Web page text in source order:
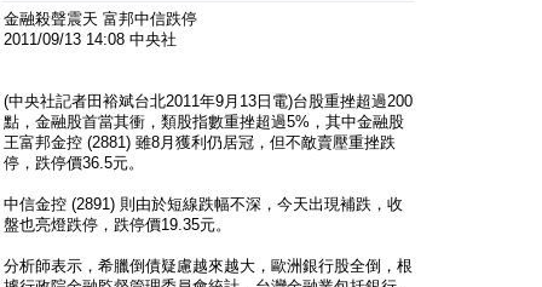
金融殺聲震天 富邦中信跌停
2011/09/13 14:08 中央社
(中央社記者田裕斌台北2011年9月13日電)台股重挫超過200
點，金融股首當其衝，類股指數重挫超過5%，其中金融股
王富邦金控 (2881) 雖8月獲利仍居冠，但不敵賣壓重挫跌
停，跌停價36.5元。
中信金控 (2891) 則由於短線跌幅不深，今天出現補跌，收
盤也亮燈跌停，跌停價19.35元。
分析師表示，希臘倒債疑慮越來越大，歐洲銀行股全倒，根